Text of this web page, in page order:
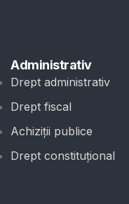
Administrativ
Drept administrativ
Drept fiscal
Achiziții publice
Drept constituțional